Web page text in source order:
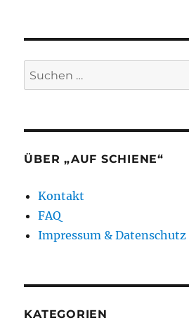
Suchen
nach:
ÜBER „AUF SCHIENE“
Kontakt
FAQ
Impressum & Datenschutz
KATEGORIEN